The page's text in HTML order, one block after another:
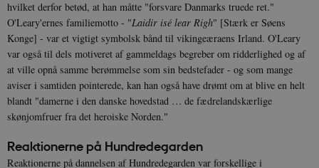
hvilket derfor betød, at han måtte "forsvare Danmarks truede ret."
O'Leary'ernes familiemotto - "Laidir isé lear Righ" [Stærk er Søens
Konge] - var et vigtigt symbolsk bånd til vikingeæraens Irland. O'Leary
var også til dels motiveret af gammeldags begreber om ridderlighed og af
at ville opnå samme berømmelse som sin bedstefader - og som mange
aviser i samtiden pointerede, kan han også have drømt om at blive en helt
blandt "damerne i den danske hovedstad … de fædrelandskærlige
skønjomfruer fra det heroiske Norden."
Reaktionerne på Hundredegarden
Reaktionerne på dannelsen af Hundredegarden var forskellige i